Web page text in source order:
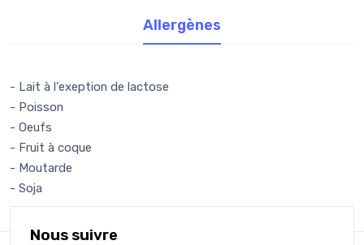
Allergènes
- Lait à l'exeption de lactose
- Poisson
- Oeufs
- Fruit à coque
- Moutarde
- Soja
Nous suivre